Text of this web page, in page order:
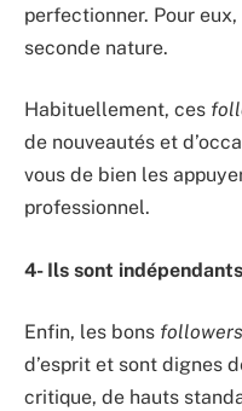
perfectionner. Pour
seconde nature.
Habituellement, ces
de nouveautés et
vous de bien les
professionnel.
4- Ils sont
Enfin, les bons followers
d’esprit et sont dignes
critique, de hauts